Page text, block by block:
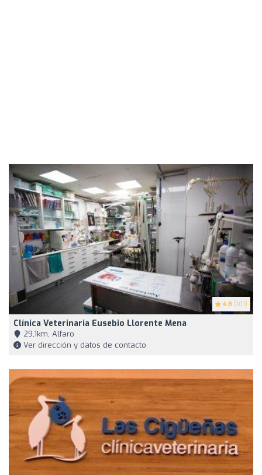
4.8 (101)
Clínica Veterinaria Eusebio Llorente Mena
29,1km, Alfaro
Ver dirección y datos de contacto